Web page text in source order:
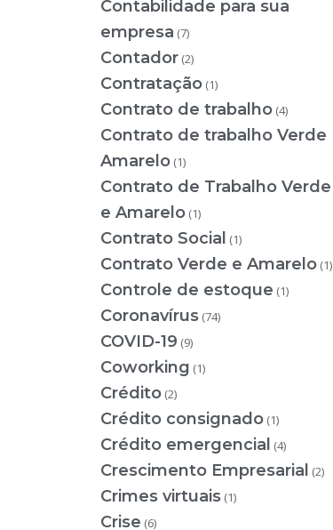
Contabilidade para sua
empresa (7)
Contador (2)
Contratação (1)
Contrato de trabalho (4)
Contrato de trabalho Verde
Amarelo (1)
Contrato de Trabalho Verde
e Amarelo (1)
Contrato Social (1)
Contrato Verde e Amarelo (1)
Controle de estoque (1)
Coronavírus (74)
COVID-19 (9)
Coworking (1)
Crédito (2)
Crédito consignado (1)
Crédito emergencial (4)
Crescimento Empresarial (2)
Crimes virtuais (1)
Crise (6)